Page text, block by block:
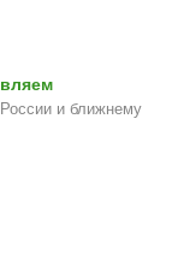
и ближнему